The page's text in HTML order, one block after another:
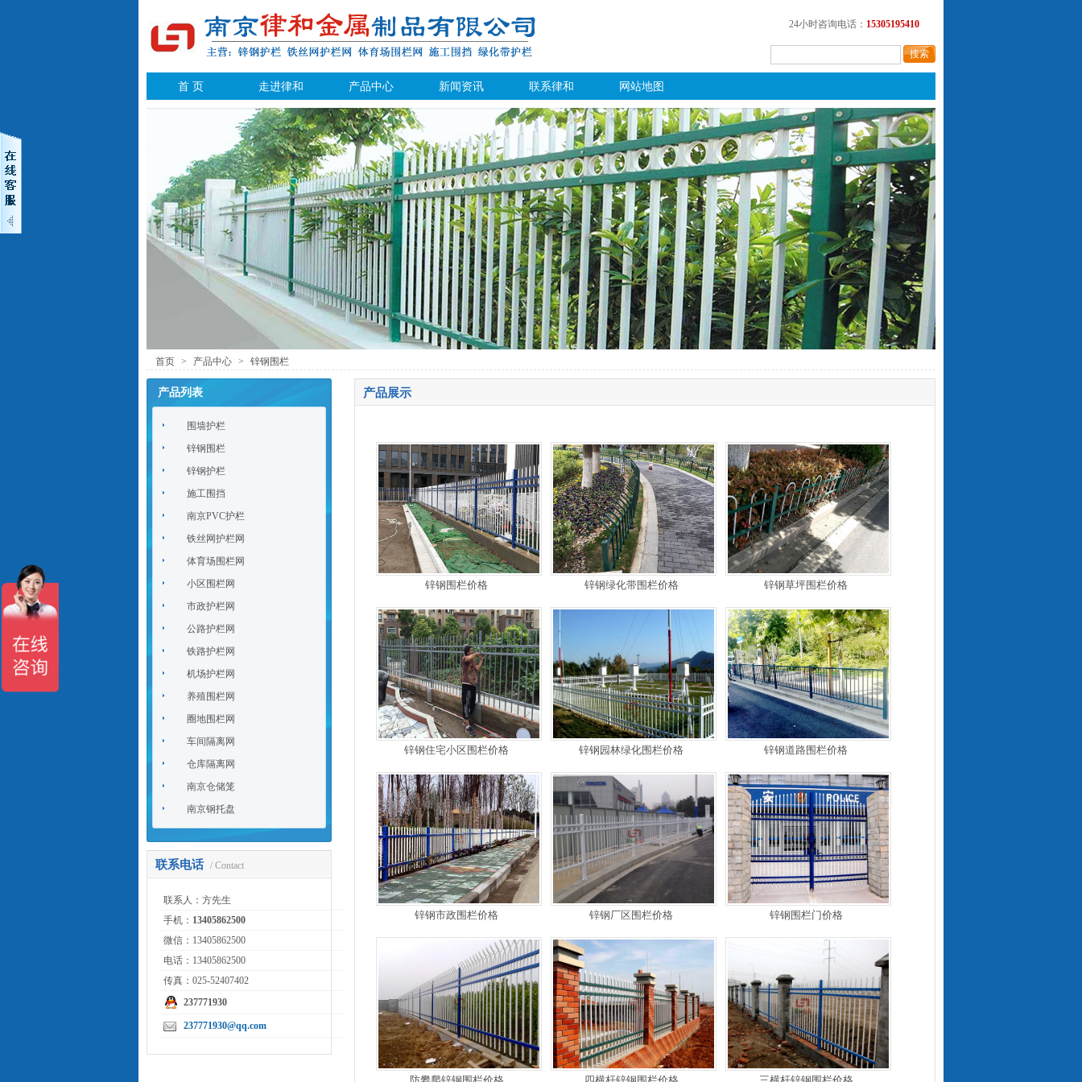
24小时咨询电话： 15305195410
首 页 走进律和 产品中心 新闻资讯 联系律和 网站地图
首页 > 产品中心 > 锌钢围栏
产品列表
围墙护栏
锌钢围栏
锌钢护栏
施工围挡
南京PVC护栏
铁丝网护栏网
体育场围栏网
小区围栏网
市政护栏网
公路护栏网
铁路护栏网
机场护栏网
养殖围栏网
圈地围栏网
车间隔离网
仓库隔离网
南京仓储笼
南京钢托盘
联系电话 / Contact
联系人：方先生
手机： 13405862500
微信：13405862500
电话：13405862500
传真：025-52407402
237771930
237771930@qq.com
产品展示
锌钢围栏价格 锌钢绿化带围栏价格 锌钢草坪围栏价格
锌钢住宅小区围栏价格 锌钢园林绿化围栏价格 锌钢道路围栏价格
锌钢市政围栏价格 锌钢厂区围栏价格 锌钢围栏门价格